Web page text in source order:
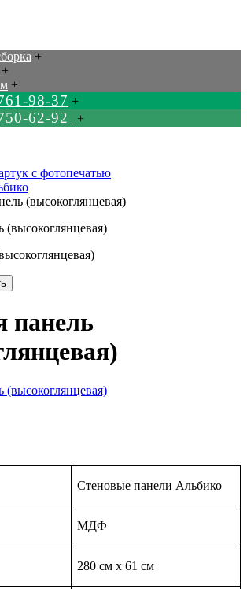
+
+
+
98-37 +
62-92 +
с фотопечатью
(высокоглянцевая)
панель
Стеновые панели Альбико
МДФ
280 смх 61 см